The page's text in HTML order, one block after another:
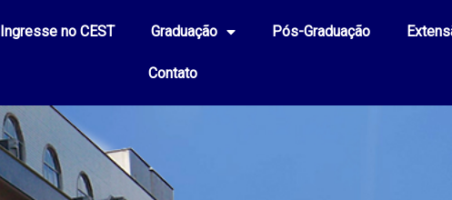
Ingresse no CEST Graduação Pós-Graduação
Contato